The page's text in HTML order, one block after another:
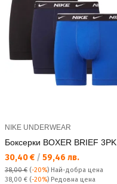
NIKE UNDERWEAR
Боксерки BOXER BRIEF 3PK
Текуща цена:
30,40 € / 59,46 лв.
38,00 € (-20%) Най-добра цена
Редовна цена:
38,00 € (-20%) Редовна цена